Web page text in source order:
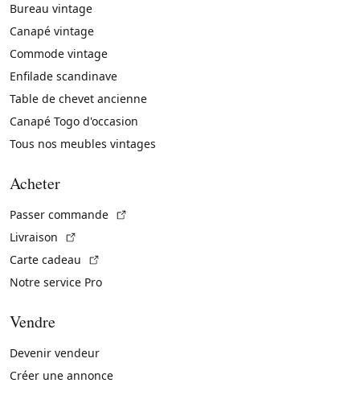
Bureau vintage
Canapé vintage
Commode vintage
Enfilade scandinave
Table de chevet ancienne
Canapé Togo d'occasion
Tous nos meubles vintages
Acheter
Passer commande
Livraison
Carte cadeau
Notre service Pro
Vendre
Devenir vendeur
Créer une annonce